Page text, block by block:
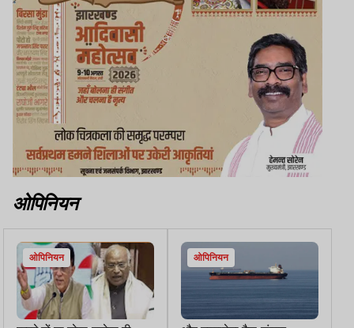
ओपिनियन
ओपिनियन ओपिनियन